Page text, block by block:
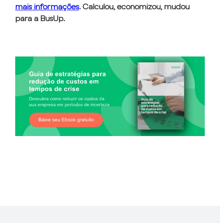
mais informações. Calculou, economizou, mudou
para a BusUp.